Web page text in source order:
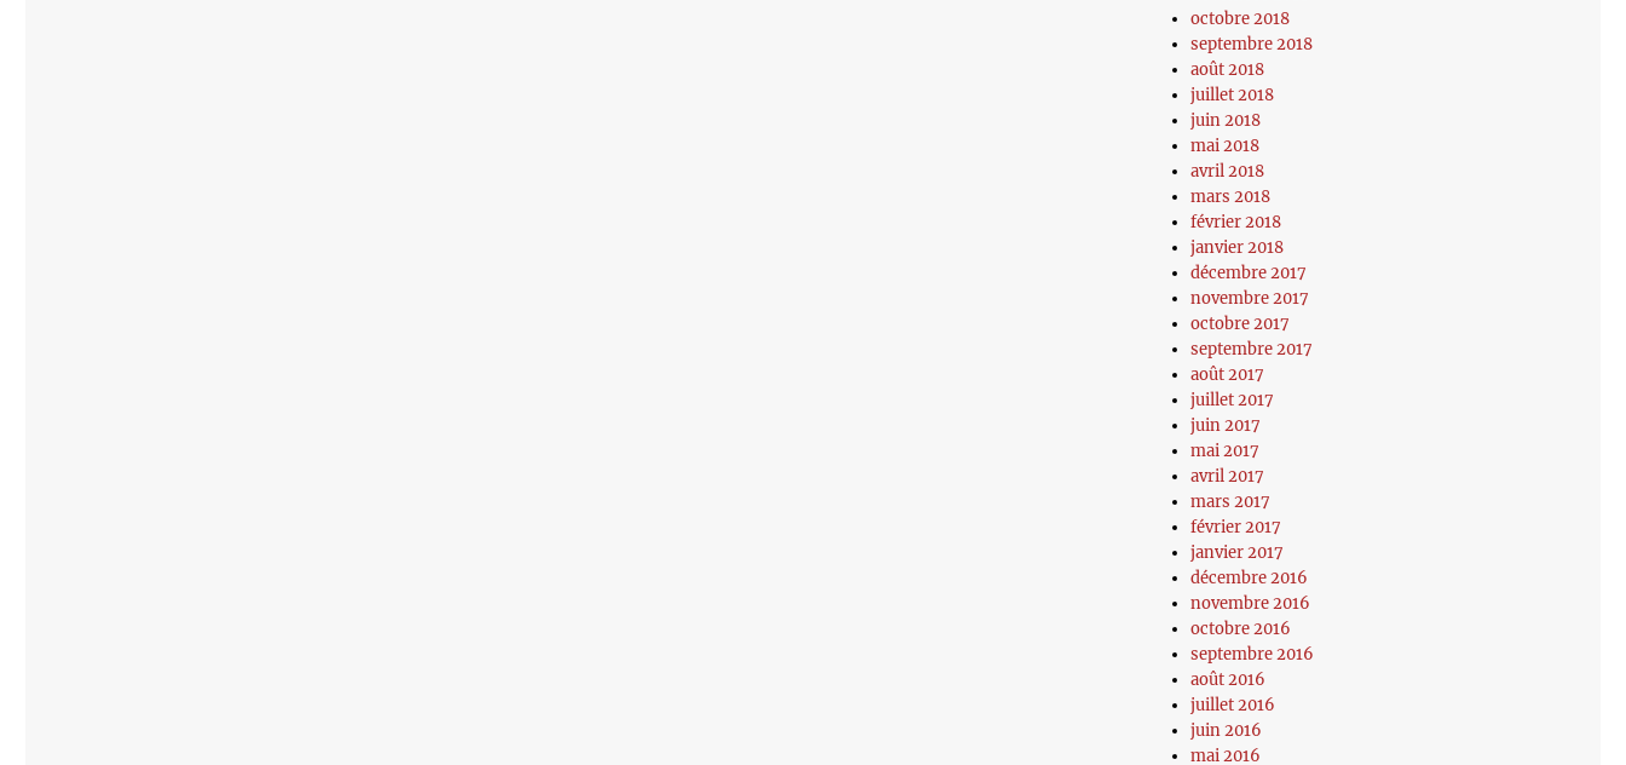
octobre 2018
septembre 2018
août 2018
juillet 2018
juin 2018
mai 2018
avril 2018
mars 2018
février 2018
janvier 2018
décembre 2017
novembre 2017
octobre 2017
septembre 2017
août 2017
juillet 2017
juin 2017
mai 2017
avril 2017
mars 2017
février 2017
janvier 2017
décembre 2016
novembre 2016
octobre 2016
septembre 2016
août 2016
juillet 2016
juin 2016
mai 2016